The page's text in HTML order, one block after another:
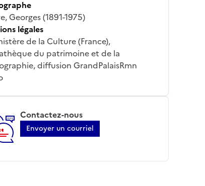
Georges (1891-1975)
légales
de la Culture (France),
du patrimoine et de la
diffusion GrandPalaisRmn
Contactez-nous
Envoyer un courriel